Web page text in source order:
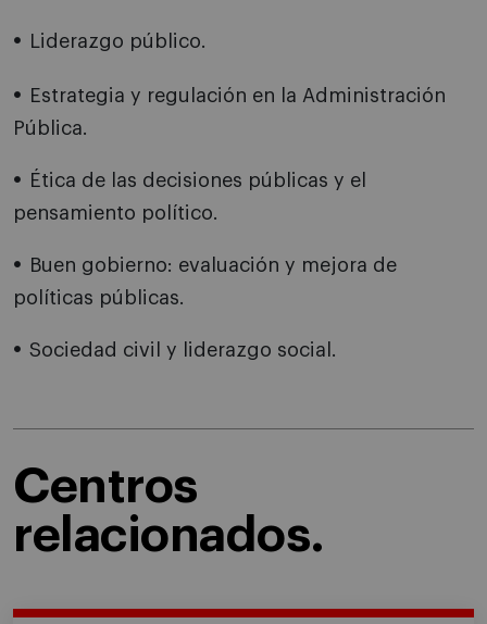
Liderazgo público.
Estrategia y regulación en la Administración
Pública.
Ética de las decisiones públicas y el
pensamiento político.
Buen gobierno: evaluación y mejora de
políticas públicas.
Sociedad civil y liderazgo social.
Centros
relacionados.